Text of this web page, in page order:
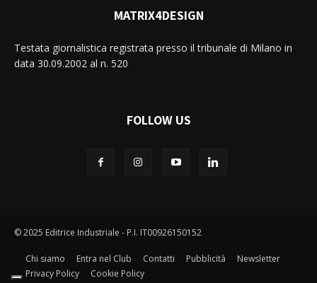
MATRIX4DESIGN
Testata giornalistica registrata presso il tribunale di Milano in
data 30.09.2002 al n. 520
FOLLOW US
© 2025 Editrice Industriale - P.I. IT00926150152
Chi siamo Entra nel Club Contatti Pubblicità
Newsletter
Privacy Policy
Cookie Policy